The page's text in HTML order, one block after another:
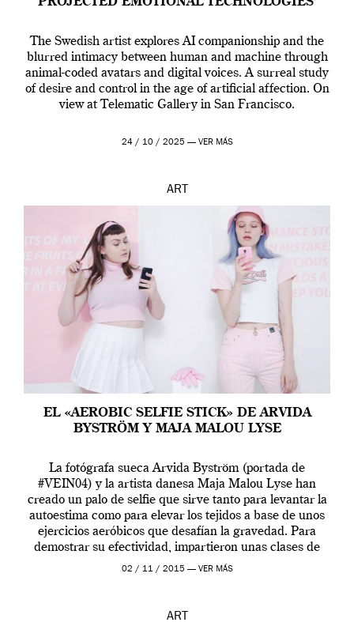
PROJECTED EMOTIONAL TECHNOLOGIES’
The Swedish artist explores AI companionship and the
blurred intimacy between human and machine through
animal-coded avatars and digital voices. A surreal study
of desire and control in the age of artificial affection. On
view at Telematic Gallery in San Francisco.
24 / 10 / 2025 — VER MÁS
ART
EL «AEROBIC SELFIE STICK» DE ARVIDA
BYSTRÖM Y MAJA MALOU LYSE
La fotógrafa sueca Arvida Byström (portada de
#VEIN04) y la artista danesa Maja Malou Lyse han
creado un palo de selfie que sirve tanto para levantar la
autoestima como para elevar los tejidos a base de unos
ejercicios aeróbicos que desafían la gravedad. Para
demostrar su efectividad, impartieron unas clases de
prueba en el Tate […]
02 / 11 / 2015 — VER MÁS
ART